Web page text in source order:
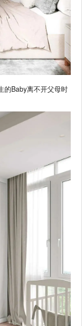
的Baby离不开父母时